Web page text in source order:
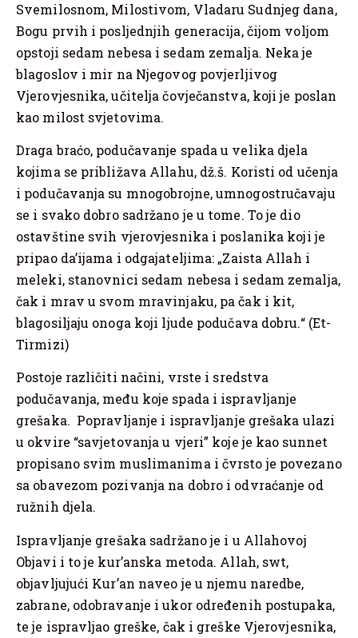
Svemilosnom, Milostivom, Vladaru Sudnjeg dana,
Bogu prvih i posljednjih generacija, čijom voljom
opstoji sedam nebesa i sedam zemalja. Neka je
blagoslov i mir na Njegovog povjerljivog
Vjerovjesnika, učitelja čovječanstva, koji je poslan
kao milost svjetovima.
Draga braćo, podučavanje spada u velika djela
kojima se približava Allahu, dž.š. Koristi od učenja
i podučavanja su mnogobrojne, umnogostručavaju
se i svako dobro sadržano je u tome. To je dio
ostavštine svih vjerovjesnika i poslanika koji je
pripao da’ijama i odgajateljima: „Zaista Allah i
meleki, stanovnici sedam nebesa i sedam zemalja,
čak i mrav u svom mravinjaku, pa čak i kit,
blagosiljaju onoga koji ljude podučava dobru.“ (Et-
Tirmizi)
Postoje različiti načini, vrste i sredstva
podučavanja, među koje spada i ispravljanje
grešaka. Popravljanje i ispravljanje grešaka ulazi
u okvire “savjetovanja u vjeri” koje je kao sunnet
propisano svim muslimanima i čvrsto je povezano
sa obavezom pozivanja na dobro i odvraćanje od
ružnih djela.
Ispravljanje grešaka sadržano je i u Allahovoj
Objavi i to je kur’anska metoda. Allah, swt,
objavljujući Kur’an naveo je u njemu naredbe,
zabrane, odobravanje i ukor određenih postupaka,
te je ispravljao greške, čak i greške Vjerovjesnika,